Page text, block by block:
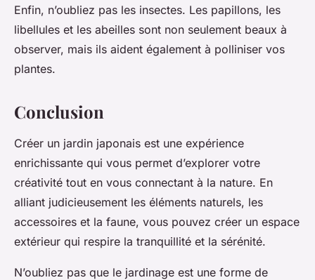
Enfin, n’oubliez pas les insectes. Les papillons, les
libellules et les abeilles sont non seulement beaux à
observer, mais ils aident également à polliniser vos
plantes.
Conclusion
Créer un jardin japonais est une expérience
enrichissante qui vous permet d’explorer votre
créativité tout en vous connectant à la nature. En
alliant judicieusement les éléments naturels, les
accessoires et la faune, vous pouvez créer un espace
extérieur qui respire la tranquillité et la sérénité.
N’oubliez pas que le jardinage est une forme de